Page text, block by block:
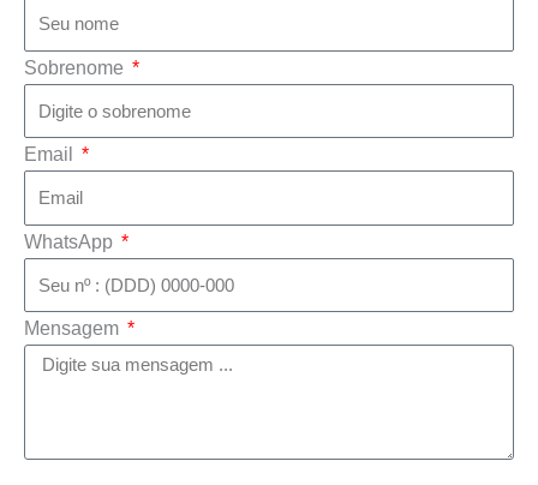
Sobrenome
Email
WhatsApp
Mensagem